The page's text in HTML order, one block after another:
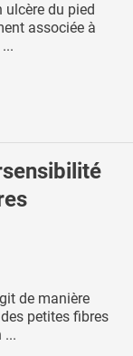
ulcère du pied
associée à
de manière
petites fibres
...